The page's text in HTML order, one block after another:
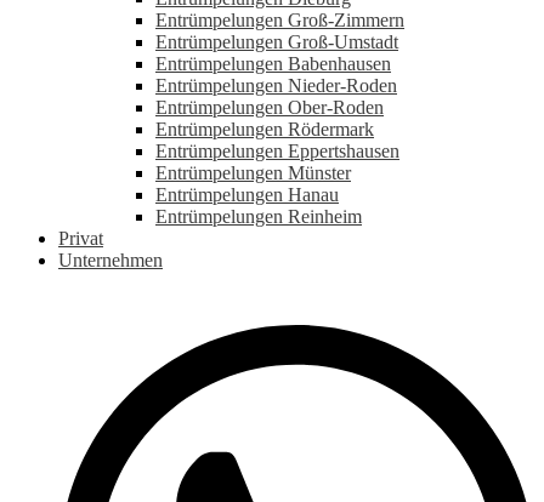
Entrümpelungen Groß-Zimmern
Entrümpelungen Groß-Umstadt
Entrümpelungen Babenhausen
Entrümpelungen Nieder-Roden
Entrümpelungen Ober-Roden
Entrümpelungen Rödermark
Entrümpelungen Eppertshausen
Entrümpelungen Münster
Entrümpelungen Hanau
Entrümpelungen Reinheim
Privat
Unternehmen